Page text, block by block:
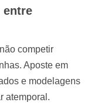
entre
competir
Aposte em
e modelagens
atemporal.